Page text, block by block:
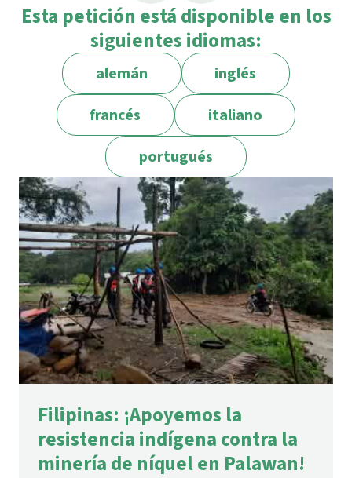
Esta petición está disponible en los
siguientes idiomas:
alemán
inglés
francés
italiano
portugués
Filipinas: ¡Apoyemos la
resistencia indígena contra la
minería de níquel en Palawan!